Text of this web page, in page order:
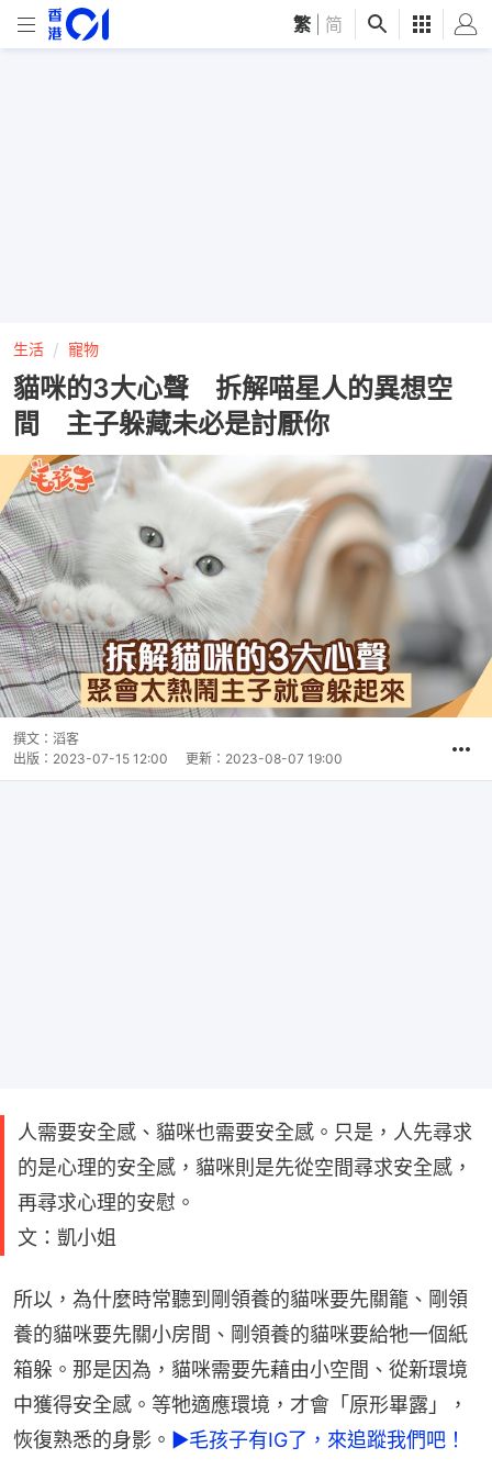
繁 简
生活 寵物
貓咪的3大心聲 拆解喵星人的異想空
間 主子躲藏未必是討厭你
撰文： 滔客
出版： 2023-07-15 12:00 更新： 2023-08-07 19:00
人需要安全感、貓咪也需要安全感。只是，人先尋求
的是心理的安全感，貓咪則是先從空間尋求安全感，
再尋求心理的安慰。
文：凱小姐
所以，為什麼時常聽到剛領養的貓咪要先關籠、剛領
養的貓咪要先關小房間、剛領養的貓咪要給牠一個紙
箱躲。那是因為，貓咪需要先藉由小空間、從新環境
中獲得安全感。等牠適應環境，才會「原形畢露」，
恢復熟悉的身影。 ►毛孩子有IG了，來追蹤我們吧！